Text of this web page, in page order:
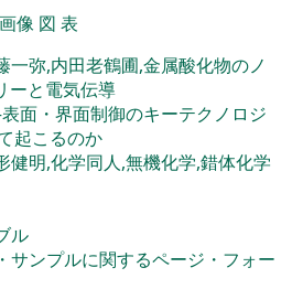
画像 図 表
一弥,内田老鶴圃,金属酸化物のノ
ーと電気伝導
面・界面制御のキーテクノロジ
起こるのか
健明,化学同人,無機化学,錯体化学
ル
サンプルに関するページ・フォー